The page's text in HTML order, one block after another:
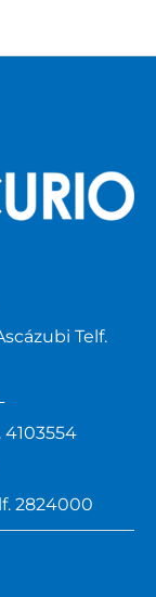
Telf.
4103554
2824000